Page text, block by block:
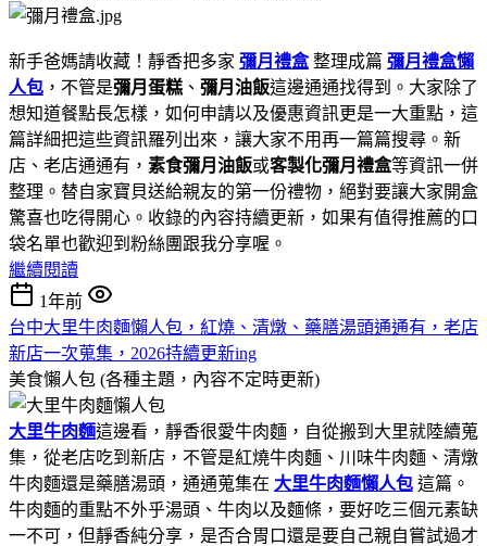
新手爸媽請收藏！靜香把多家 彌月禮盒 整理成篇 彌月禮盒懶
人包 ，不管是彌月蛋糕 、 彌月油飯這邊通通找得到。大家除了
想知道餐點長怎樣，如何申請以及優惠資訊更是一大重點，這
篇詳細把這些資訊羅列出來，讓大家不用再一篇篇搜尋。新
店、老店通通有， 素食彌月油飯或客製化彌月禮盒等資訊一併
整理。替自家寶貝送給親友的第一份禮物，絕對要讓大家開盒
驚喜也吃得開心。收錄的內容持續更新，如果有值得推薦的口
袋名單也歡迎到粉絲團跟我分享喔。
繼續閱讀
1年前
台中大里牛肉麵懶人包，紅燒、清燉、藥膳湯頭通通有，老店
新店一次蒐集，2026持續更新ing
美食懶人包 (各種主題，內容不定時更新)
大里牛肉麵這邊看，靜香很愛牛肉麵，自從搬到大里就陸續蒐
集，從老店吃到新店，不管是紅燒牛肉麵、川味牛肉麵、清燉
牛肉麵還是藥膳湯頭，通通蒐集在 大里牛肉麵懶人包 這篇。
牛肉麵的重點不外乎湯頭、牛肉以及麵條，要好吃三個元素缺
一不可，但靜香純分享，是否合胃口還是要自己親自嘗試過才